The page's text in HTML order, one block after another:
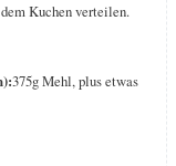
Kuchen verteilen.
375g Mehl, plus etwas